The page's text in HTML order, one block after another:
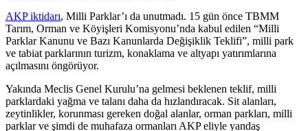
AKP iktidarı, Milli Parklar’ı da unutmadı. 15 gün önce TBMM
Tarım, Orman ve Köyişleri Komisyonu’nda kabul edilen “Milli
Parklar Kanunu ve Bazı Kanunlarda Değişiklik Teklifi”, milli park
ve tabiat parklarının turizm, konaklama ve altyapı yatırımlarına
açılmasını öngörüyor.
Yakında Meclis Genel Kurulu’na gelmesi beklenen teklif, milli
parklardaki yağma ve talanı daha da hızlandıracak. Sit alanları,
zeytinlikler, korunması gereken doğal alanlar, orman parkları, milli
parklar ve şimdi de muhafaza ormanları AKP eliyle yandaş